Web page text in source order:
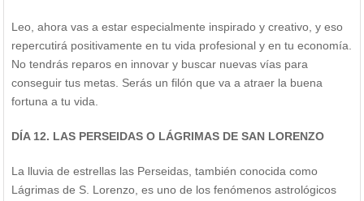
Leo, ahora vas a estar especialmente inspirado y creativo, y eso
repercutirá positivamente en tu vida profesional y en tu economía.
No tendrás reparos en innovar y buscar nuevas vías para
conseguir tus metas. Serás un filón que va a atraer la buena
fortuna a tu vida.
DÍA 12. LAS PERSEIDAS O LÁGRIMAS DE SAN LORENZO
La lluvia de estrellas las Perseidas, también conocida como
Lágrimas de S. Lorenzo, es uno de los fenómenos astrológicos